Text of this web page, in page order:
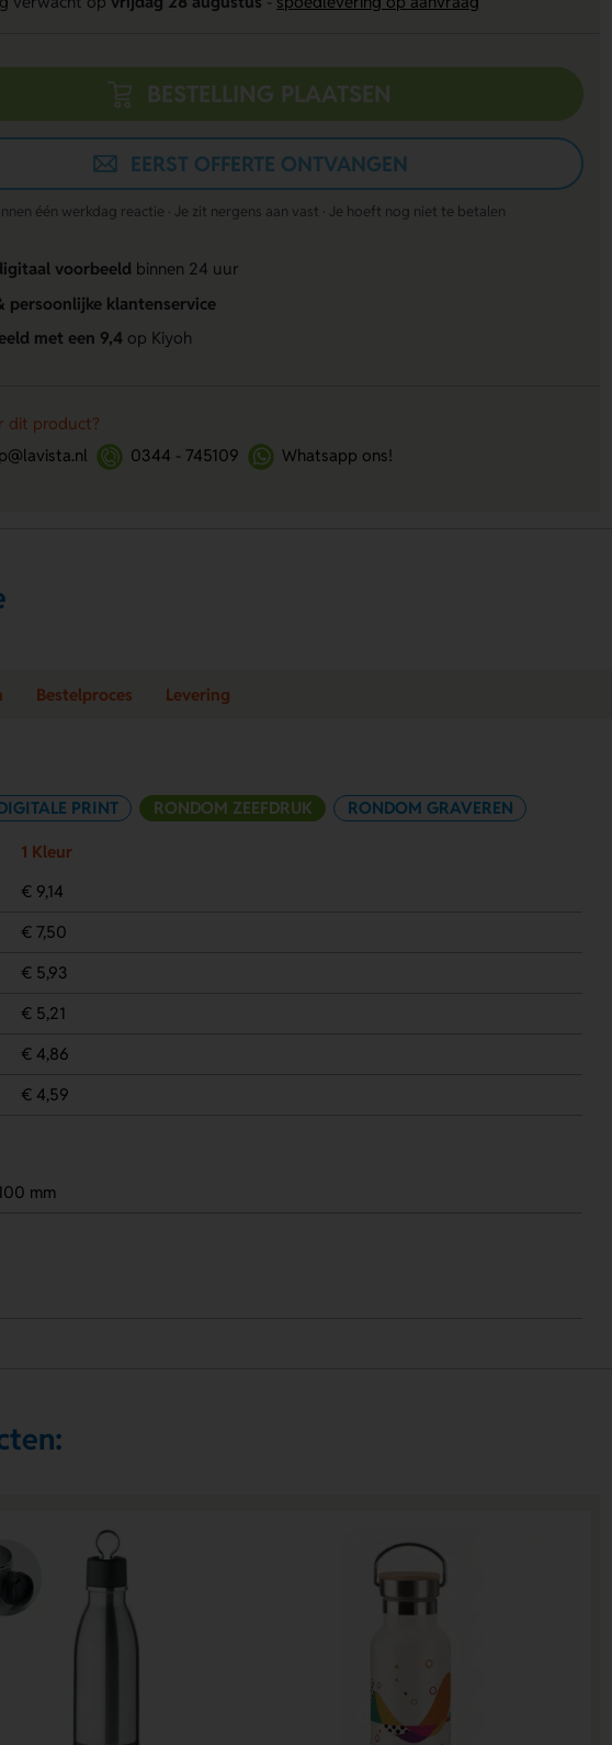
BESTELLING PLAATSEN
EERST OFFERTE ONTVANGEN
één werkdag reactie · Je zit nergens aan vast · Je hoeft nog niet te betalen
voorbeeldbinnen 24 uur
persoonlijke klantenservice
met een 9,4op Kiyoh
dit product?
0344 - 745109 Whatsapp ons!
Bestelproces Levering
PRINT RONDOM ZEEFDRUK RONDOM GRAVEREN
1 Kleur
€ 9,14
€ 7,50
€ 5,93
€ 5,21
€ 4,86
€ 4,59
mm